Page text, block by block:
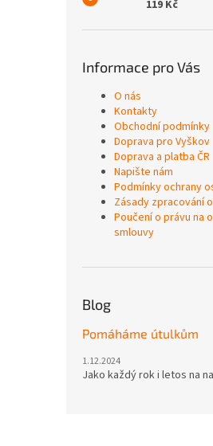
119 Kč
Informace pro Vás
O nás
Kontakty
Obchodní podmínky
Doprava pro Vyškov
Doprava a platba ČR
Napište nám
Podmínky ochrany
Zásady zpracování
Poučení o právu na
smlouvy
Blog
Pomáháme útulkům
1.12.2024
Jako každý rok i letos na